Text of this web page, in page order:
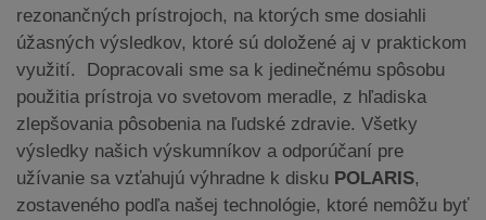
rezonančných prístrojoch, na ktorých sme dosiahli
úžasných výsledkov, ktoré sú doložené aj v praktickom
využití. Dopracovali sme sa k jedinečnému spôsobu
použitia prístroja vo svetovom meradle, z hľadiska
zlepšovania pôsobenia na ľudské zdravie. Všetky
výsledky našich výskumníkov a odporúčaní pre
užívanie sa vzťahujú výhradne k disku POLARIS,
zostaveného podľa našej technológie, ktoré nemôžu byť